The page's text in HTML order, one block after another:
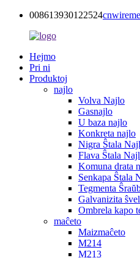
008613930122524
Hejmo
Pri ni
Produktoj
najlo
Volva Najlo
Gasnajlo
U baza najlo
Konkreta najlo
Nigra Ŝtala
Flava Ŝtala
Komuna drata
Senkapa Ŝtala
Tegmenta
Galvanizita
Ombrela kapo
maĉeto
Maizmaĉeto
M214
M213